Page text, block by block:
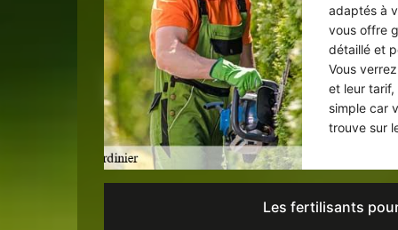
adaptés à
vous offre
détaillé et
Vous
et leur tarif,
simple car
trouve sur
Les fertilisants